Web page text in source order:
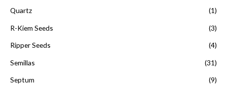
Quartz (1)
R-Kiem Seeds (3)
Ripper Seeds (4)
Semillas (31)
Septum (9)